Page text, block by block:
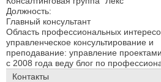
Должность:
Главный консультант
Область профессиональных
управленческое консультирование и
преподавание: управление
с 2008 года веду блог по
Контакты